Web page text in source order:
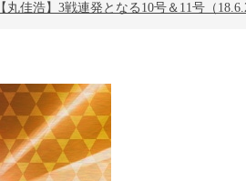
【丸佳浩】3戦連発となる10号＆11号（